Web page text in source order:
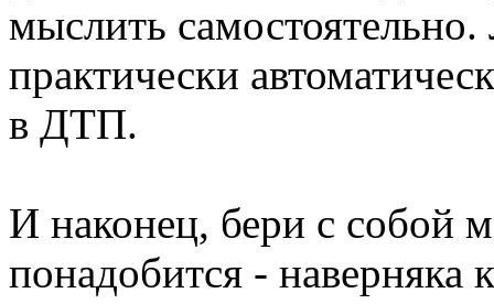
мыслить
практически
в ДТП.
И наконец, бери с собой
понадобится - наверняка